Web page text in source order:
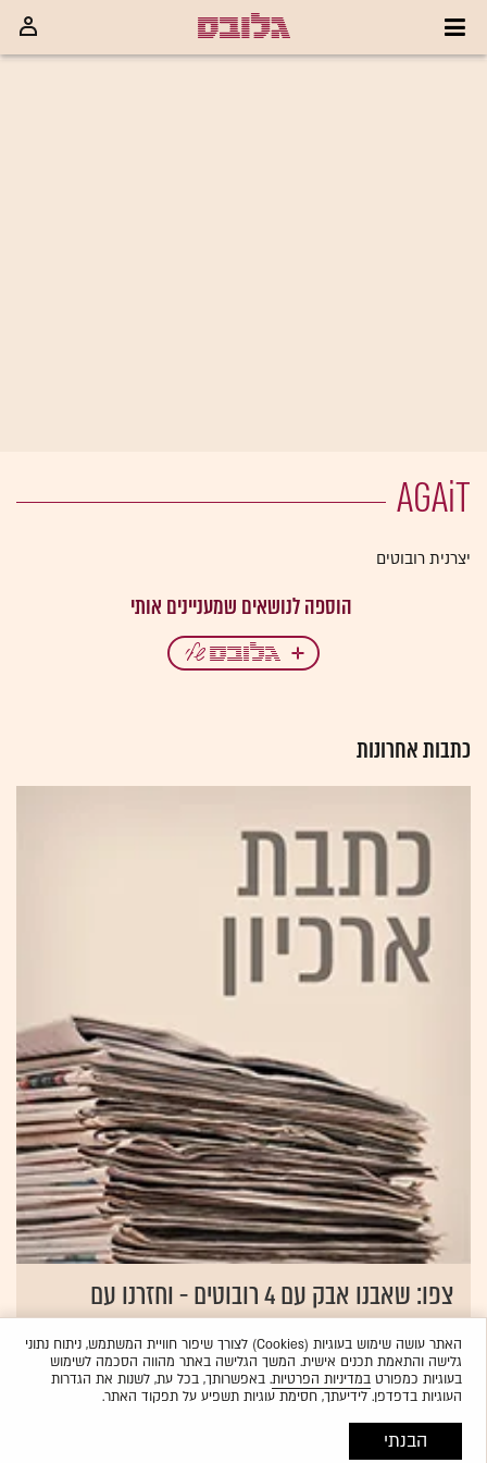
AGAiT
יצרנית רובוטים
כתבות אחרונות
צפו: שאבנו אבק עם 4 רובוטים - וחזרנו עם
המלצות
11.10.2011 צחי הופמן
האתר עושה שימוש בעוגיות (Cookies) לצורך שיפור חוויית המשתמש, ניתוח נתוני
גלישה והתאמת תכנים אישית. המשך הגלישה באתר מהווה הסכמה לשימוש
בעוגיות כמפורטבמדיניות הפרטיות. באפשרותך, בכל עת, לשנות את הגדרות
העוגיות בדפדפן. לידיעתך, חסימת עוגיות תשפיע על תפקוד האתר.
הבנתי